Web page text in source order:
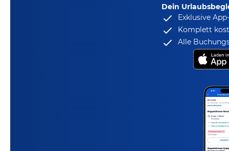
Dein
Exklusive
Komplett
Alle